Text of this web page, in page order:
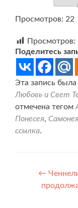
Просмотров: 22
Просмотров:
Поделитесь
Эта запись
Любовь и Свет
отмечена тегом
Понесея,
ссылка.
←